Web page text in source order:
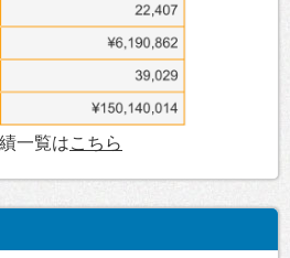
一覧はこちら